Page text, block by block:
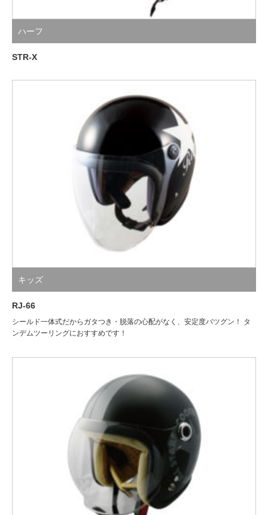
ハーフ
STR-X
キッズ
RJ-66
シールド一体式だからガタつき・脱落の心配がなく、安定度バツグン！ タ
ンデムツーリングにおすすめです！